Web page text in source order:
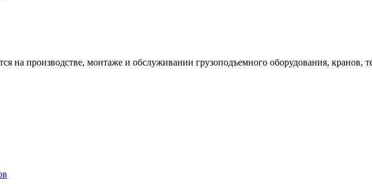
на производстве, монтаже и обслуживании грузоподъемного оборудования, кранов,